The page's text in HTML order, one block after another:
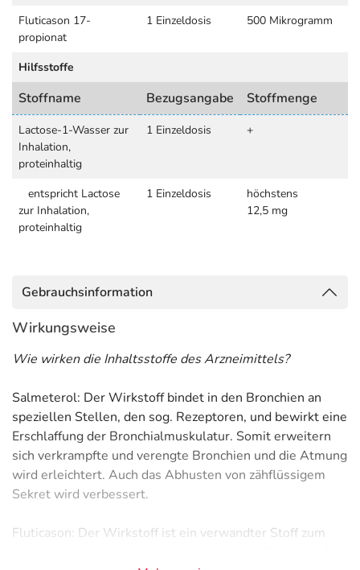
Fluticason 17-
propionat
1 Einzeldosis 500 Mikrogramm
Hilfsstoffe
Stoffname Bezugsangabe Stoffmenge
Lactose-1-Wasser zur
Inhalation,
proteinhaltig
1 Einzeldosis +
entspricht Lactose
zur Inhalation,
proteinhaltig
1 Einzeldosis
höchstens
12,5 mg
Gebrauchsinformation
Wirkungsweise
Wie wirken die Inhaltsstoffe des Arzneimittels?
Salmeterol: Der Wirkstoff bindet in den Bronchien an
speziellen Stellen, den sog. Rezeptoren, und bewirkt eine
Erschlaffung der Bronchialmuskulatur. Somit erweitern
sich verkrampfte und verengte Bronchien und die Atmung
wird erleichtert. Auch das Abhusten von zähflüssigem
Sekret wird verbessert.
Fluticason: Der Wirkstoff ist ein verwandter Stoff zum